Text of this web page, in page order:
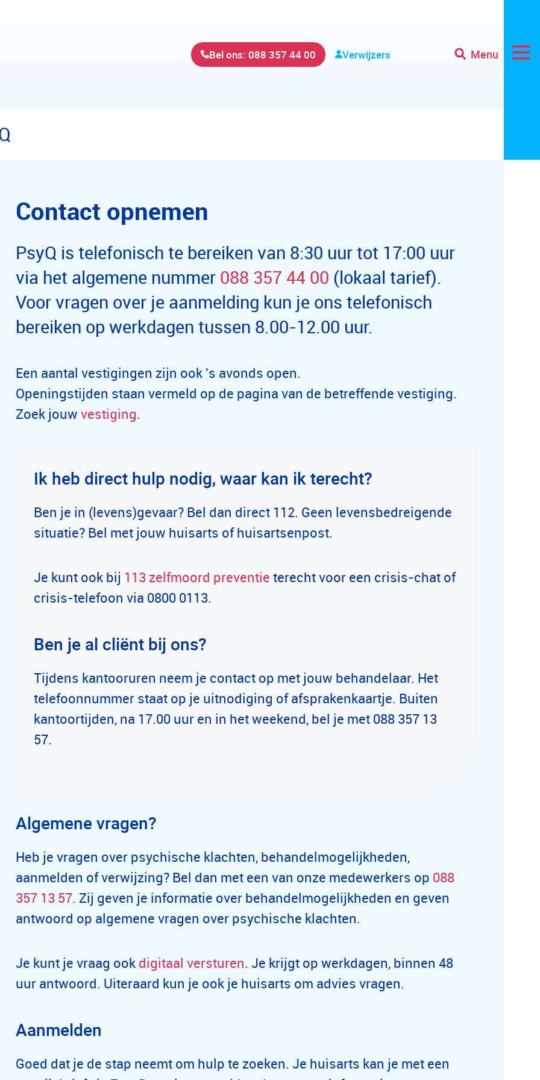
Bel ons: 088 357 44 00 Verwijzers Menu
Contact opnemen
PsyQ is telefonisch te bereiken van 8:30 uur tot 17:00 uur
via het algemene nummer 088 357 44 00 (lokaal tarief).
Voor vragen over je aanmelding kun je ons telefonisch
bereiken op werkdagen tussen 8.00-12.00 uur.
Een aantal vestigingen zijn ook 's avonds open.
Openingstijden staan vermeld op de pagina van de betreffende vestiging.
Zoek jouw vestiging.
Ik heb direct hulp nodig, waar kan ik terecht?
Ben je in (levens)gevaar? Bel dan direct 112. Geen levensbedreigende
situatie? Bel met jouw huisarts of huisartsenpost.
Je kunt ook bij 113 zelfmoord preventie terecht voor een crisis-chat of
crisis-telefoon via 0800 0113.
Ben je al cliënt bij ons?
Tijdens kantooruren neem je contact op met jouw behandelaar. Het
telefoonnummer staat op je uitnodiging of afsprakenkaartje. Buiten
kantoortijden, na 17.00 uur en in het weekend, bel je met 088 357 13
57.
Algemene vragen?
Heb je vragen over psychische klachten, behandelmogelijkheden,
aanmelden of verwijzing? Bel dan met een van onze medewerkers op 088
357 13 57. Zij geven je informatie over behandelmogelijkheden en geven
antwoord op algemene vragen over psychische klachten.
Je kunt je vraag ook digitaal versturen. Je krijgt op werkdagen, binnen 48
uur antwoord. Uiteraard kun je ook je huisarts om advies vragen.
Aanmelden
Goed dat je de stap neemt om hulp te zoeken. Je huisarts kan je met een